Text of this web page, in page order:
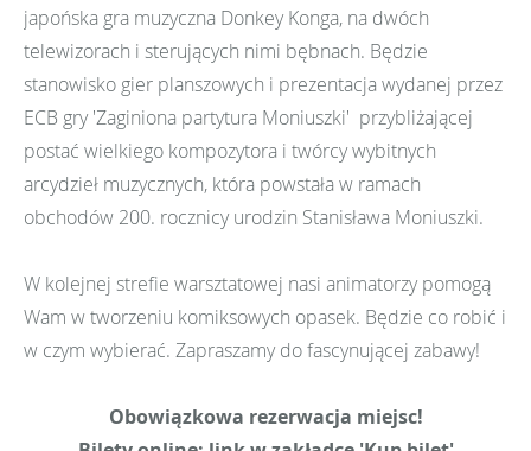
japońska gra muzyczna Donkey Konga, na dwóch
telewizorach i sterujących nimi bębnach. Będzie
stanowisko gier planszowych i prezentacja wydanej przez
ECB gry 'Zaginiona partytura Moniuszki' przybliżającej
postać wielkiego kompozytora i twórcy wybitnych
arcydzieł muzycznych, która powstała w ramach
obchodów 200. rocznicy urodzin Stanisława Moniuszki.
W kolejnej strefie warsztatowej nasi animatorzy pomogą
Wam w tworzeniu komiksowych opasek. Będzie co robić i
w czym wybierać. Zapraszamy do fascynującej zabawy!
Obowiązkowa rezerwacja miejsc!